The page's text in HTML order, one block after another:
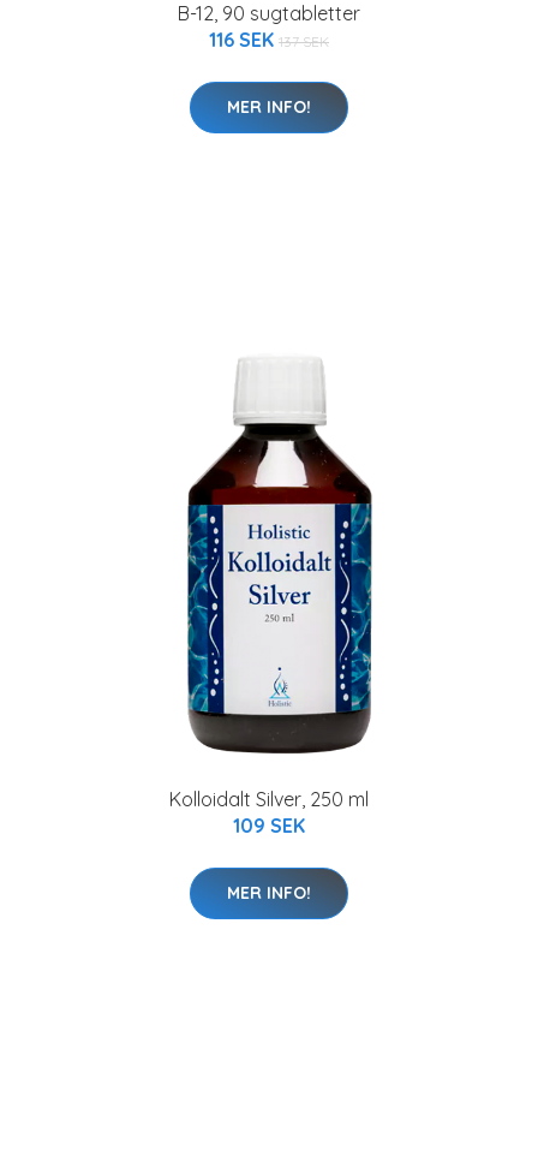
B-12, 90 sugtabletter
116 SEK 137 SEK
MER INFO!
Kolloidalt Silver, 250 ml
109 SEK
MER INFO!